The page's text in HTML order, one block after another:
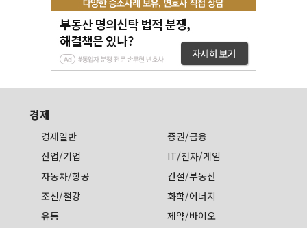
경제
경제일반
증권/금융
산업/기업
IT/전자/게임
자동차/항공
건설/부동산
조선/철강
화학/에너지
유통
제약/바이오